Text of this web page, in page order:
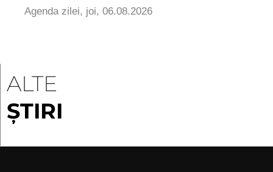
Agenda zilei, joi, 06.08.2026
ALTE
ȘTIRI